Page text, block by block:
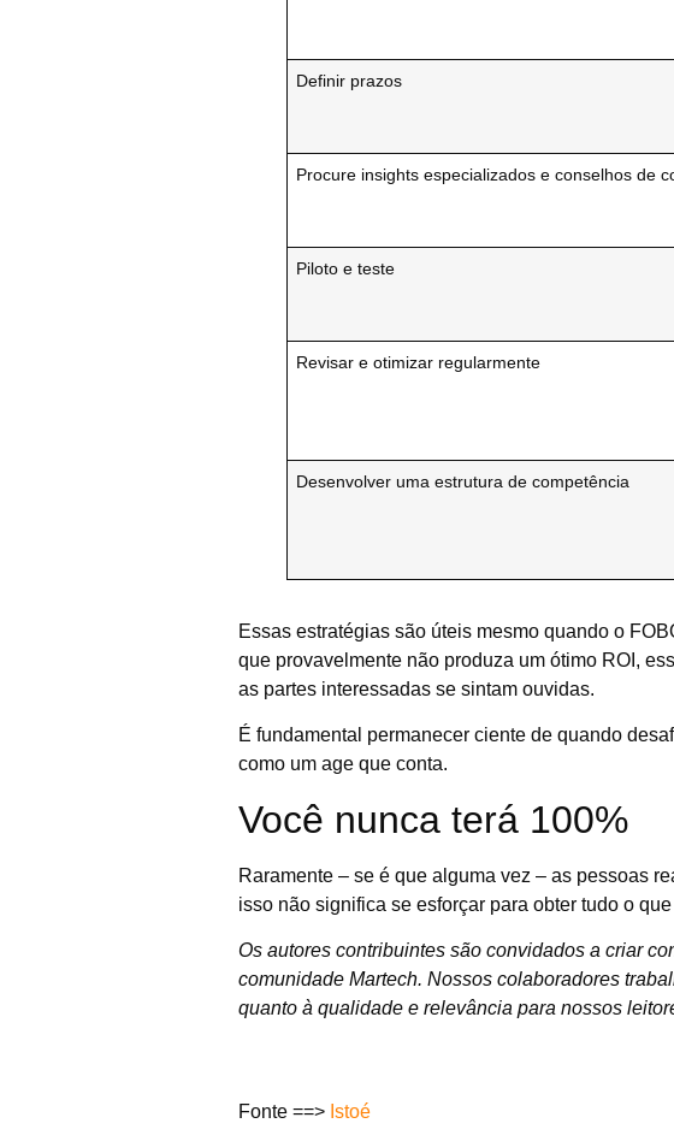
Definir prazos
Procure insights especializados e conselhos de
Piloto e teste
Revisar e otimizar regularmente
Desenvolver uma estrutura de competência
Essas estratégias são úteis mesmo quando o
que provavelmente não produza um ótimo ROI,
as partes interessadas se sintam ouvidas.
É fundamental permanecer ciente de quando
como um age que conta.
Você nunca terá 100%
Raramente – se é que alguma vez – as pessoas
isso não significa se esforçar para obter tudo o
Os autores contribuintes são convidados a criar
comunidade Martech. Nossos colaboradores
quanto à qualidade e relevância para nossos
Fonte ==> Istoé